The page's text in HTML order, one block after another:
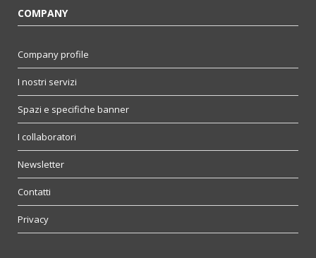
COMPANY
Company profile
I nostri servizi
Spazi e specifiche banner
I collaboratori
Newsletter
Contatti
Privacy